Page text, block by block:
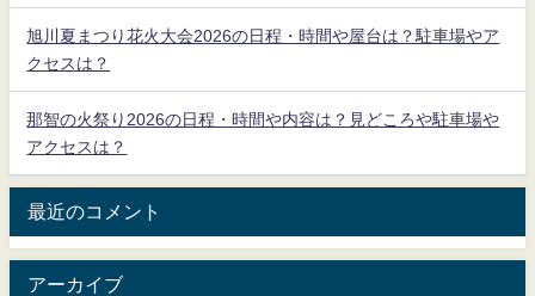
旭川夏まつり花火大会2026の日程・時間や屋台は？駐車場やア
クセスは？
那智の火祭り2026の日程・時間や内容は？見どころや駐車場や
アクセスは？
最近のコメント
アーカイブ